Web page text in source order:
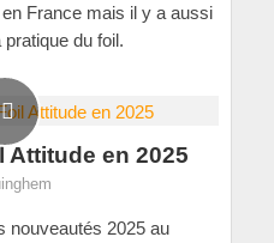
France mais il y a aussi
du foil.
en 2025
nouveautés 2025 au